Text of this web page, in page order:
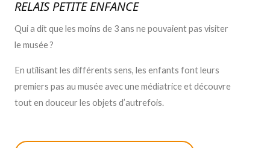
RELAIS PETITE ENFANCE
Qui a dit que les moins de 3 ans ne pouvaient pas visiter
le musée ?
En utilisant les différents sens, les enfants font leurs
premiers pas au musée avec une médiatrice et découvre
tout en douceur les objets d’autrefois.